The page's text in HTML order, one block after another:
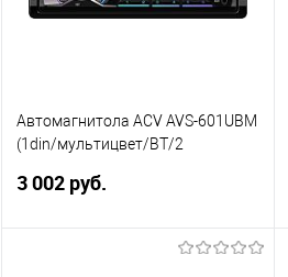
Автомагнитола ACV AVS-601UBM
(1din/мультицвет/BT/2
зон подсветки/4*50)
3 002 руб.